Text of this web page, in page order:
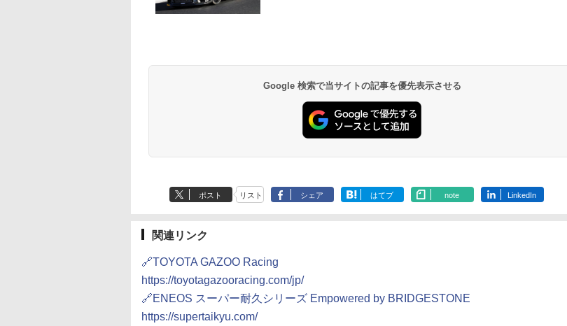
Google 検索で当サイトの記事を優先表示させる
ポスト リスト シェア はてブ note LinkedIn
関連リンク
🔗TOYOTA GAZOO Racing
https://toyotagazooracing.com/jp/
🔗ENEOS スーパー耐久シリーズ Empowered by BRIDGESTONE
https://supertaikyu.com/